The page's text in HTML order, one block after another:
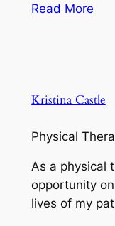
Read More
Kristina Castle
Physical
As a physical
opportunity
lives of my